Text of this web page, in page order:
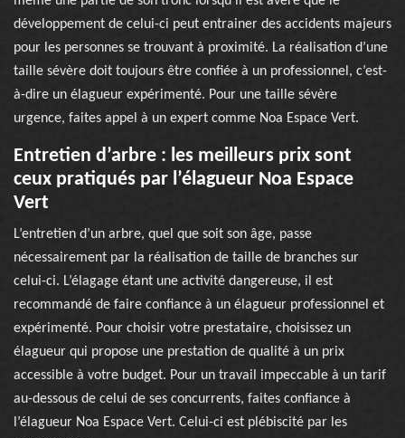
développement de celui-ci peut entrainer des accidents majeurs
pour les personnes se trouvant à proximité. La réalisation d’une
taille sévère doit toujours être confiée à un professionnel, c’est-
à-dire un élagueur expérimenté. Pour une taille sévère
urgence, faites appel à un expert comme Noa Espace Vert.
Entretien d’arbre : les meilleurs prix sont
ceux pratiqués par l’élagueur Noa Espace
Vert
L’entretien d’un arbre, quel que soit son âge, passe
nécessairement par la réalisation de taille de branches sur
celui-ci. L’élagage étant une activité dangereuse, il est
recommandé de faire confiance à un élagueur professionnel et
expérimenté. Pour choisir votre prestataire, choisissez un
élagueur qui propose une prestation de qualité à un prix
accessible à votre budget. Pour un travail impeccable à un tarif
au-dessous de celui de ses concurrents, faites confiance à
l’élagueur Noa Espace Vert. Celui-ci est plébiscité par les